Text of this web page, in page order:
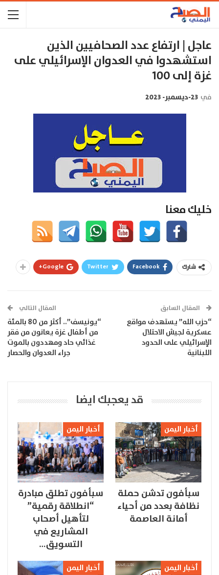
عاجل | ارتفاع عدد الصحافيين الذين
استشهدوا في العدوان الإسرائيلي على
غزة إلى 100
في 23-ديسمبر- 2023
خليك معنا
شارك Facebook
Twitter
Google+
المقال السابق
“حزب الله” يستهدف مواقع
عسكرية لجيش الاحتلال
الإسرائيلي على الحدود
اللبنانية
المقال التالي
“يونيسف”.. أكثر من 80 بالمئة
من أطفال غزة يعانون من فقر
غذائي حاد ومهددون بالموت
جراء العدوان والحصار
قد يعجبك ايضا
أخبار اليمن
سبأفون تدشن حملة
نظافة بعدد من أحياء
أمانة العاصمة
أخبار اليمن
سبأفون تطلق مبادرة
“انطلاقة رقمية”
لتأهيل أصحاب
المشاريع في
التسويق…
أخبار اليمن أخبار اليمن